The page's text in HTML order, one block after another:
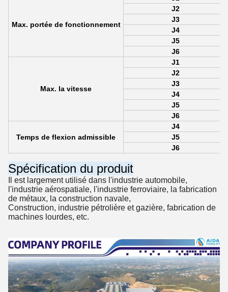
Max. portée de fonctionnement
J2
J3
J4
J5
J6
Max. la vitesse
J1
J2
J3
J4
J5
J6
Temps de flexion admissible
J4
J5
J6
Spécification du produit
Il est largement utilisé dans l'industrie automobile,
l'industrie aérospatiale, l'industrie ferroviaire, la fabrication
de métaux, la construction navale,
Construction, industrie pétrolière et gazière, fabrication de
machines lourdes, etc.